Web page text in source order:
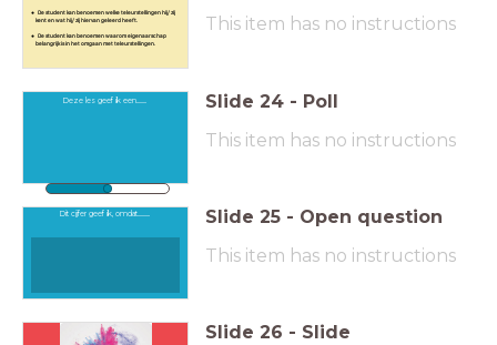
De student kan benoemen welke teleurstellingen hij/ zij
kent en wat hij/ zij hiervan geleerd heeft.
De student kan benoemen waarom eigenaarschap
belangrijk is in het omgaan met teleurstellingen.
This item has no instructions
Deze les geef ik een......... Slide 24 - Poll
This item has no instructions
Dit cijfer geef ik, omdat........... Slide 25 - Open question
This item has no instructions
Slide 26 - Slide